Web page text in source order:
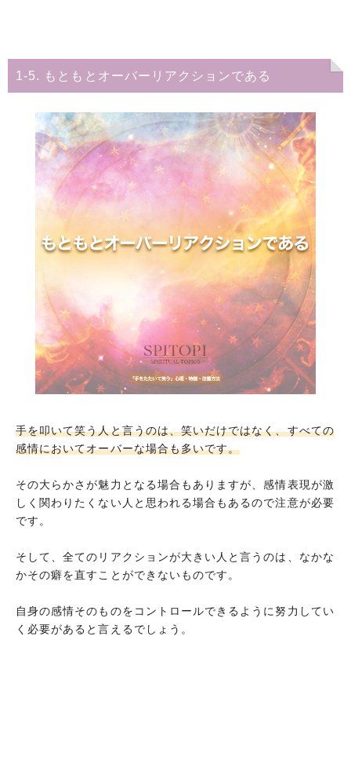
1-5. もともとオーバーリアクションである
手を叩いて笑う人と言うのは、笑いだけではなく、すべての
感情においてオーバーな場合も多いです。
その大らかさが魅力となる場合もありますが、感情表現が激
しく関わりたくない人と思われる場合もあるので注意が必要
です。
そして、全てのリアクションが大きい人と言うのは、なかな
かその癖を直すことができないものです。
自身の感情そのものをコントロールできるように努力してい
く必要があると言えるでしょう。